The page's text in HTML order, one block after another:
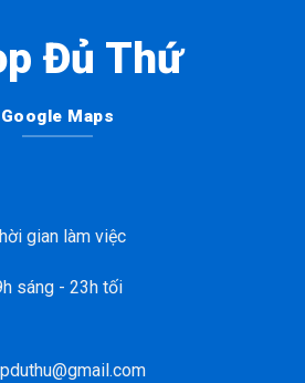
Đủ Thứ
Google Maps
gian làm việc
sáng - 23h tối